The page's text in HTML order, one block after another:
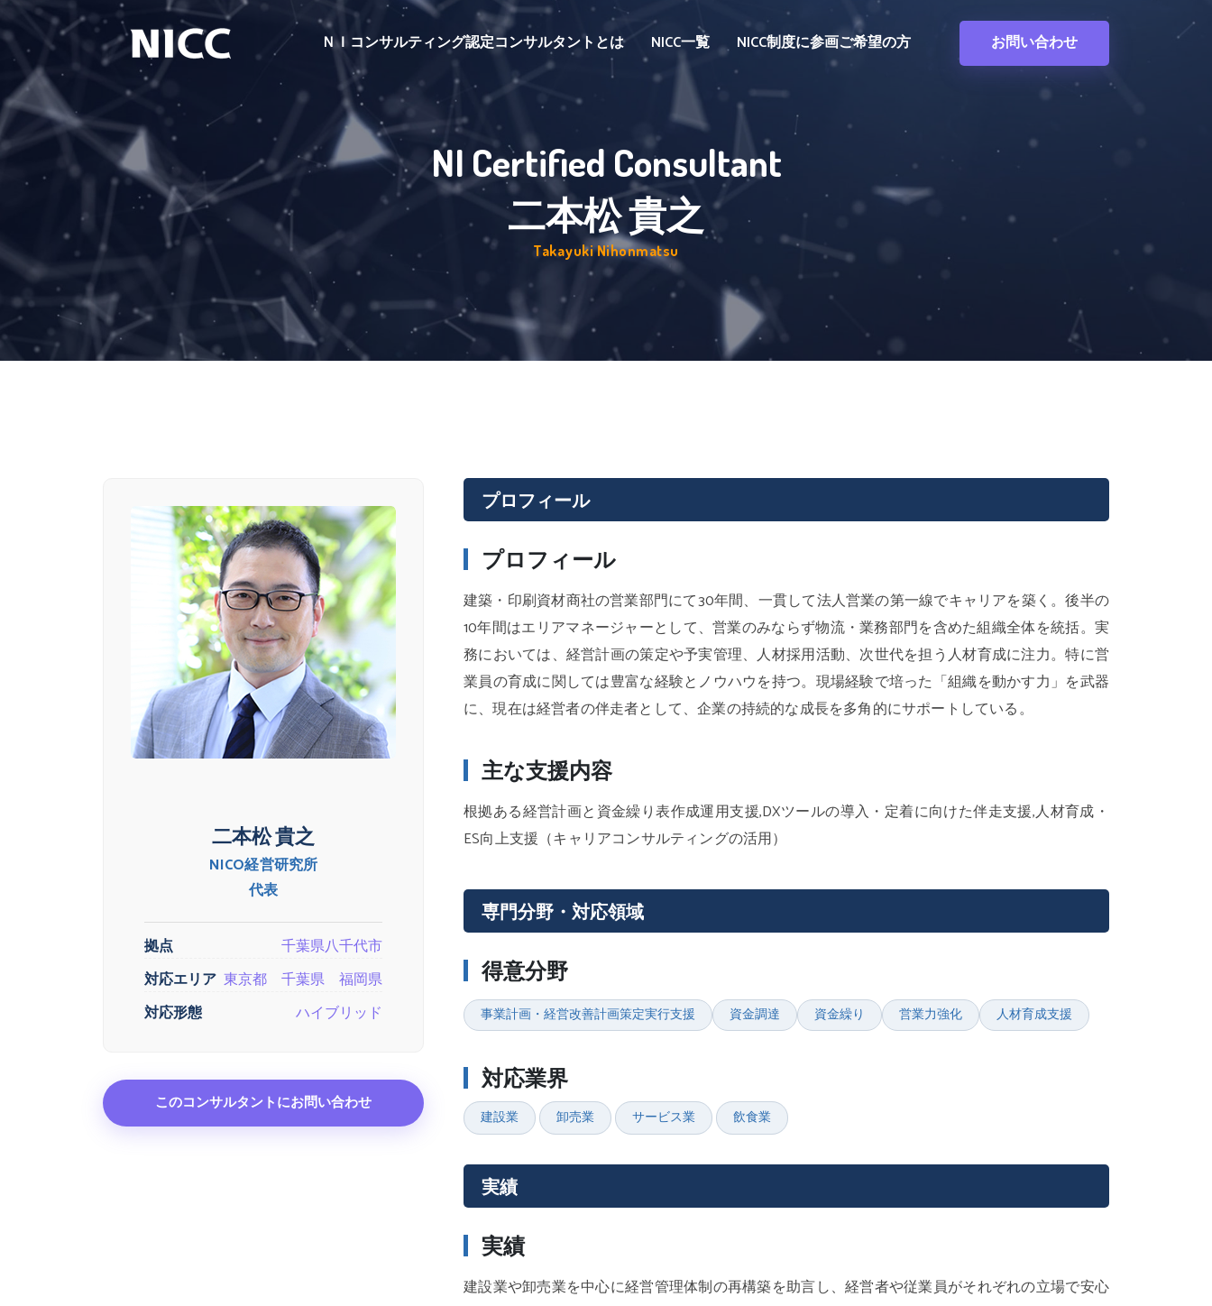
ＮＩコンサルティング認定コンサルタントとは NICC一覧 NICC制度に参画ご希望の方 お問い合わせ
NI Certified Consultant
二本松 貴之
Takayuki Nihonmatsu
二本松 貴之
NICO経営研究所
代表
拠点
千葉県八千代市
対応エリア 東京都 千葉県 福岡県
対応形態
ハイブリッド
このコンサルタントにお問い合わせ
プロフィール
プロフィール
建築・印刷資材商社の営業部門にて30年間、一貫して法人営業の第一線でキャリアを築く。後半の
10年間はエリアマネージャーとして、営業のみならず物流・業務部門を含めた組織全体を統括。実
務においては、経営計画の策定や予実管理、人材採用活動、次世代を担う人材育成に注力。特に営
業員の育成に関しては豊富な経験とノウハウを持つ。現場経験で培った「組織を動かす力」を武器
に、現在は経営者の伴走者として、企業の持続的な成長を多角的にサポートしている。
主な支援内容
根拠ある経営計画と資金繰り表作成運用支援,DXツールの導入・定着に向けた伴走支援,人材育成・
ES向上支援（キャリアコンサルティングの活用）
専門分野・対応領域
得意分野
事業計画・経営改善計画策定実行支援 資金調達 資金繰り 営業力強化 人材育成支援
対応業界
建設業 卸売業 サービス業 飲食業
実績
実績
建設業や卸売業を中心に経営管理体制の再構築を助言し、経営者や従業員がそれぞれの立場で安心